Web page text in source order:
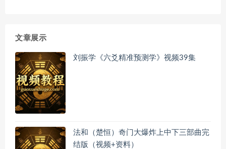
文章展示
刘振学《六爻精准预测学》视频39集
法和（楚恒）奇门大爆炸上中下三部曲完
结版（视频+资料）